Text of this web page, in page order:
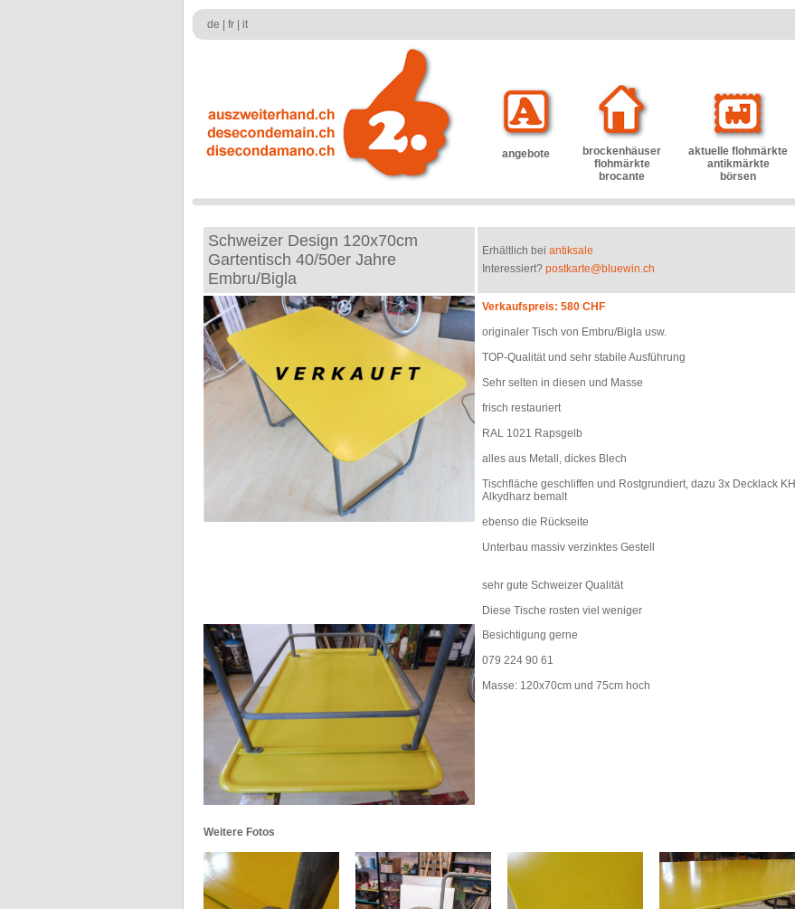
de fr it
angebote
brockenhäuser
flohmärkte
brocante
aktuelle flohmärkte
antikmärkte
börsen
Schweizer Design 120x70cm
Gartentisch 40/50er Jahre
Embru/Bigla
Erhältlich bei antiksale
Interessiert? postkarte@bluewin.ch
Verkaufspreis: 580 CHF
originaler Tisch von Embru/Bigla usw.
TOP-Qualität und sehr stabile Ausführung
Sehr selten in diesen und Masse
frisch restauriert
RAL 1021 Rapsgelb
alles aus Metall, dickes Blech
Tischfläche geschliffen und Rostgrundiert, dazu 3x Decklack KH
Alkydharz bemalt
ebenso die Rückseite
Unterbau massiv verzinktes Gestell
sehr gute Schweizer Qualität
Diese Tische rosten viel weniger
Besichtigung gerne
079 224 90 61
Masse: 120x70cm und 75cm hoch
Weitere Fotos